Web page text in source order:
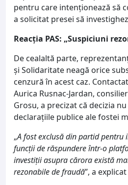
pentru care intenționează să
a solicitat presei să
Reacția PAS: „Suspiciuni
De cealaltă parte,
și Solidaritate neagă orice
cenzură în acest caz.
Aurica Rusnac-Jardan,
Grosu, a precizat că decizia
declarațiile publice ale fostei
„A fost exclusă din partid pentru
funcții de răspundere într-o
investiții asupra cărora există
rezonabile de fraudă”, a